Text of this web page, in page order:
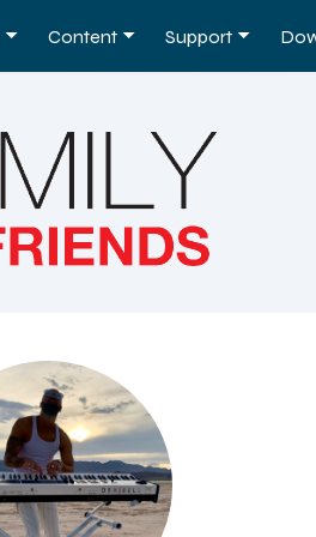
Content Support